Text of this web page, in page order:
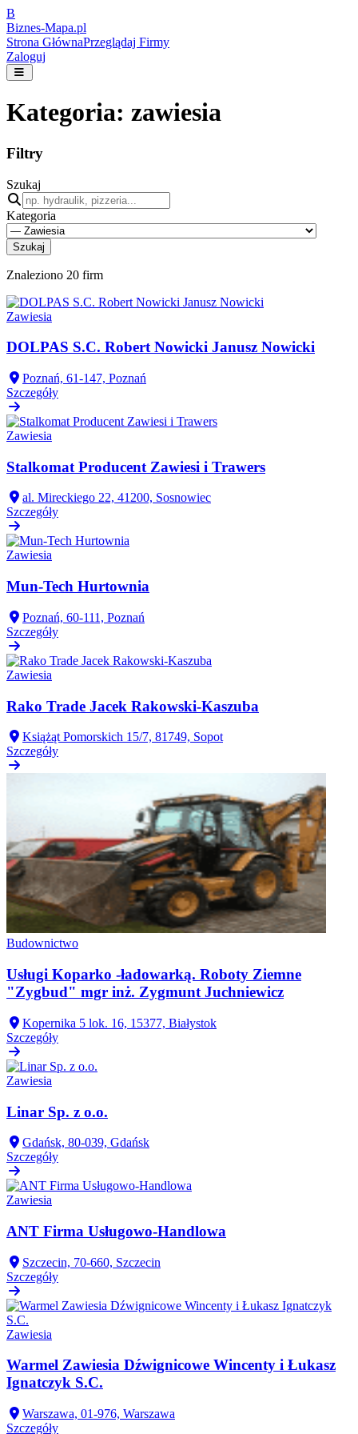
B
Biznes-Mapa.pl
Strona GłównaPrzeglądaj Firmy
Zaloguj
Kategoria: zawiesia
Filtry
Szukaj
Kategoria
Szukaj
Znaleziono 20 firm
Zawiesia
DOLPAS S.C. Robert Nowicki Janusz Nowicki
Poznań, 61-147, Poznań
Szczegóły
Zawiesia
Stalkomat Producent Zawiesi i Trawers
al. Mireckiego 22, 41200, Sosnowiec
Szczegóły
Zawiesia
Mun-Tech Hurtownia
Poznań, 60-111, Poznań
Szczegóły
Zawiesia
Rako Trade Jacek Rakowski-Kaszuba
Książąt Pomorskich 15/7, 81749, Sopot
Szczegóły
Budownictwo
Usługi Koparko -ładowarką. Roboty Ziemne
"Zygbud" mgr inż. Zygmunt Juchniewicz
Kopernika 5 lok. 16, 15377, Białystok
Szczegóły
Zawiesia
Linar Sp. z o.o.
Gdańsk, 80-039, Gdańsk
Szczegóły
Zawiesia
ANT Firma Usługowo-Handlowa
Szczecin, 70-660, Szczecin
Szczegóły
Zawiesia
Warmel Zawiesia Dźwignicowe Wincenty i Łukasz
Ignatczyk S.C.
Warszawa, 01-976, Warszawa
Szczegóły